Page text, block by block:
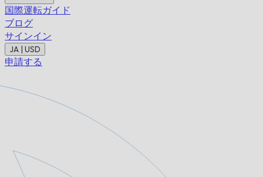
国際運転ガイド
ブログ
サインイン
JA | USD
申請する